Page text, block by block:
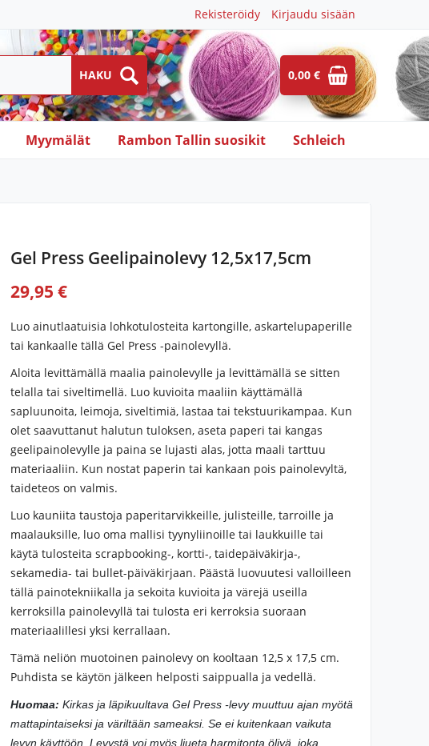
Rekisteröidy Kirjaudu sisään
0,00 €
Myymälät Rambon Tallin suosikit Schleich
Gel Press Geelipainolevy 12,5x17,5cm
29,95 €
Luo ainutlaatuisia lohkotulosteita kartongille, askartelupaperille
tai kankaalle tällä Gel Press -painolevyllä.
Aloita levittämällä maalia painolevylle ja levittämällä se sitten
telalla tai siveltimellä. Luo kuvioita maaliin käyttämällä
sapluunoita, leimoja, siveltimiä, lastaa tai tekstuurikampaa. Kun
olet saavuttanut halutun tuloksen, aseta paperi tai kangas
geelipainolevylle ja paina se lujasti alas, jotta maali tarttuu
materiaaliin. Kun nostat paperin tai kankaan pois painolevyltä,
taideteos on valmis.
Luo kauniita taustoja paperitarvikkeille, julisteille, tarroille ja
maalauksille, luo oma mallisi tyynyliinoille tai laukkuille tai
käytä tulosteita scrapbooking-, kortti-, taidepäiväkirja-,
sekamedia- tai bullet-päiväkirjaan. Päästä luovuutesi valloilleen
tällä painotekniikalla ja sekoita kuvioita ja värejä useilla
kerroksilla painolevyllä tai tulosta eri kerroksia suoraan
materiaalillesi yksi kerrallaan.
Tämä neliön muotoinen painolevy on kooltaan 12,5 x 17,5 cm.
Puhdista se käytön jälkeen helposti saippualla ja vedellä.
Huomaa: Kirkas ja läpikuultava Gel Press -levy muuttuu ajan myötä
mattapintaiseksi ja väriltään sameaksi. Se ei kuitenkaan vaikuta
levyn käyttöön. Levystä voi myös liueta harmitonta öljyä, joka